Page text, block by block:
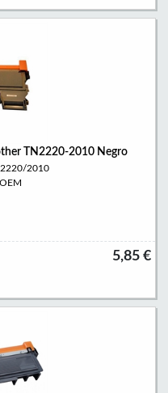
TN2220-2010 Negro
2010
5,85 €